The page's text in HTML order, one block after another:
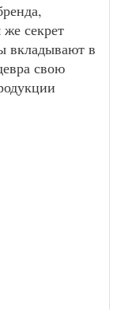
секрет
вкладывают в
свою